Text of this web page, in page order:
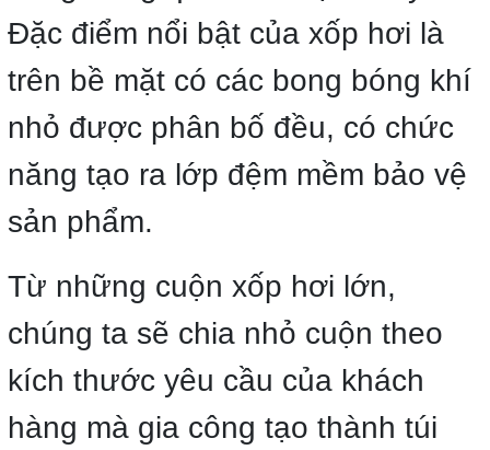
Đặc điểm nổi bật của xốp hơi là
trên bề mặt có các bong bóng khí
nhỏ được phân bố đều, có chức
năng tạo ra lớp đệm mềm bảo vệ
sản phẩm.
Từ những cuộn xốp hơi lớn,
chúng ta sẽ chia nhỏ cuộn theo
kích thước yêu cầu của khách
hàng mà gia công tạo thành túi